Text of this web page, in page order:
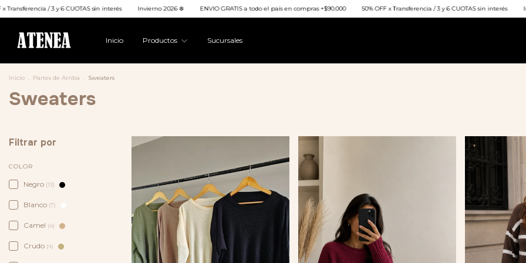
CUOTAS sin interés Invierno 2026 ❄️ ENVIO GRATIS a todo el país en compras +$90.000 50% OFF x Transferencia / 3 y 6 CUOTAS sin interés Invierno 2026 ❄️
Inicio Productos Sucursales
Inicio . Partes de Arriba . Sweaters
Sweaters
Filtrar por
COLOR
Negro (13)
Blanco (7)
Camel (4)
Crudo (4)